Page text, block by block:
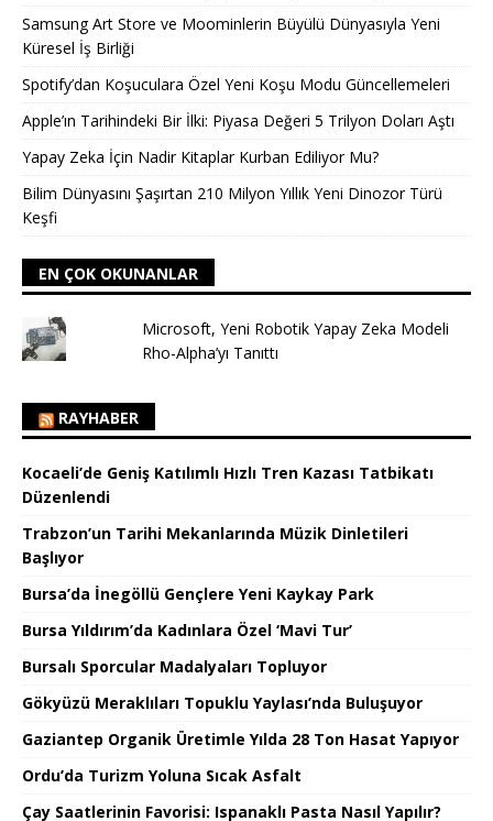
Samsung Art Store ve Moominlerin Büyülü Dünyasıyla Yeni
Küresel İş Birliği
Spotify’dan Koşuculara Özel Yeni Koşu Modu Güncellemeleri
Apple’ın Tarihindeki Bir İlki: Piyasa Değeri 5 Trilyon Doları Aştı
Yapay Zeka İçin Nadir Kitaplar Kurban Ediliyor Mu?
Bilim Dünyasını Şaşırtan 210 Milyon Yıllık Yeni Dinozor Türü
Keşfi
EN ÇOK OKUNANLAR
Microsoft, Yeni Robotik Yapay Zeka Modeli
Rho-Alpha’yı Tanıttı
RAYHABER
Kocaeli’de Geniş Katılımlı Hızlı Tren Kazası Tatbikatı
Düzenlendi
Trabzon’un Tarihi Mekanlarında Müzik Dinletileri
Başlıyor
Bursa’da İnegöllü Gençlere Yeni Kaykay Park
Bursa Yıldırım’da Kadınlara Özel ‘Mavi Tur’
Bursalı Sporcular Madalyaları Topluyor
Gökyüzü Meraklıları Topuklu Yaylası’nda Buluşuyor
Gaziantep Organik Üretimle Yılda 28 Ton Hasat Yapıyor
Ordu’da Turizm Yoluna Sıcak Asfalt
Çay Saatlerinin Favorisi: Ispanaklı Pasta Nasıl Yapılır?